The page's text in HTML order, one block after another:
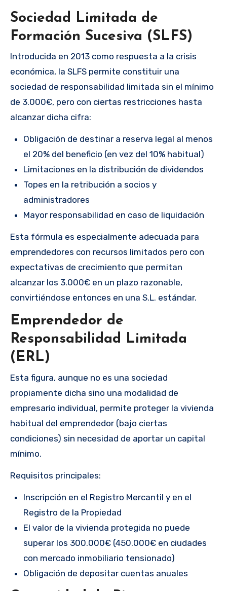
Sociedad Limitada de
Formación Sucesiva (SLFS)
Introducida en 2013 como respuesta a la crisis
económica, la SLFS permite constituir una
sociedad de responsabilidad limitada sin el mínimo
de 3.000€, pero con ciertas restricciones hasta
alcanzar dicha cifra:
Obligación de destinar a reserva legal al menos
el 20% del beneficio (en vez del 10% habitual)
Limitaciones en la distribución de dividendos
Topes en la retribución a socios y
administradores
Mayor responsabilidad en caso de liquidación
Esta fórmula es especialmente adecuada para
emprendedores con recursos limitados pero con
expectativas de crecimiento que permitan
alcanzar los 3.000€ en un plazo razonable,
convirtiéndose entonces en una S.L. estándar.
Emprendedor de
Responsabilidad Limitada
(ERL)
Esta figura, aunque no es una sociedad
propiamente dicha sino una modalidad de
empresario individual, permite proteger la vivienda
habitual del emprendedor (bajo ciertas
condiciones) sin necesidad de aportar un capital
mínimo.
Requisitos principales:
Inscripción en el Registro Mercantil y en el
Registro de la Propiedad
El valor de la vivienda protegida no puede
superar los 300.000€ (450.000€ en ciudades
con mercado inmobiliario tensionado)
Obligación de depositar cuentas anuales